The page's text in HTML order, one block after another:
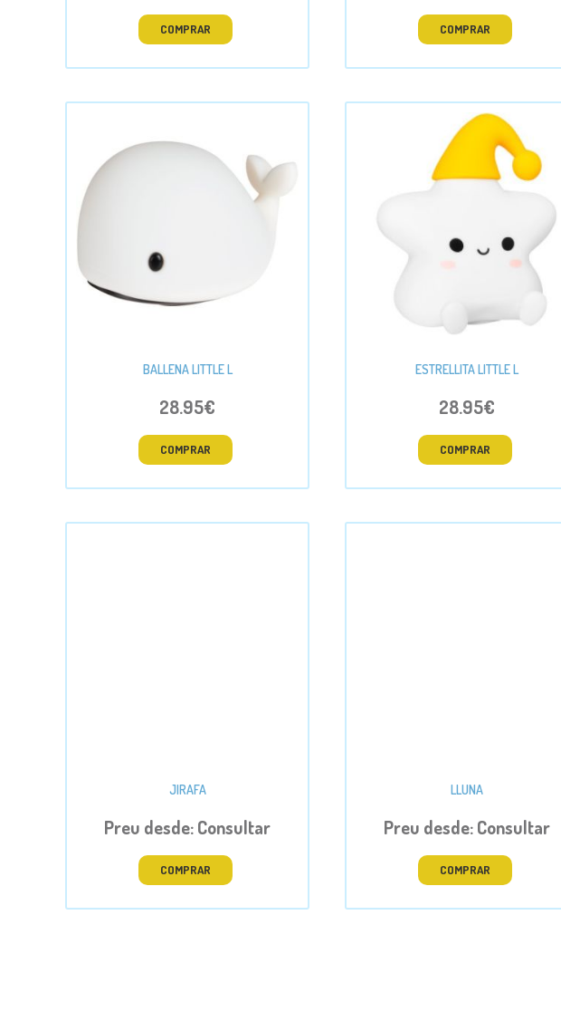
COMPRAR COMPRAR
BALLENA LITTLE L
28.95€
COMPRAR
ESTRELLITA LITTLE L
28.95€
COMPRAR
JIRAFA
Preu desde: Consultar
COMPRAR
LLUNA
Preu desde: Consultar
COMPRAR